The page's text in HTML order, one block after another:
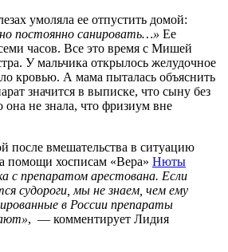
умоляла ее отпустить домой:
постоянно санировать…» Ее
часов. Все это время с Мишей
У мальчика открылось желудочное
кровью. А мама пыталась объяснить
значится в выписке, что сыну без
она не знала, что фризиум вне
после вмешательства в ситуацию
помощи хосписам «Вера» Нюты
с препаратом арестована. Если
судороги, мы не знаем, чем ему
в России препараты
, — комментирует Лидия